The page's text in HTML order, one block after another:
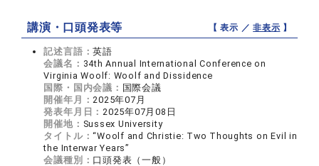
講演・口頭発表等 【 表示 ／非表示 】
記述言語：英語
会議名： 34th Annual International Conference on
Virginia Woolf: Woolf and Dissidence
国際・国内会議： 国際会議
開催年月：2025年07月
発表年月日：2025年07月08日
開催地： Sussex University
タイトル：“Woolf and Christie: Two Thoughts on Evil in
the Interwar Years”
会議種別： 口頭発表（一般）